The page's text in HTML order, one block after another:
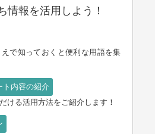
情報を活用しよう！
で知っておくと便利な用語を集
ける活用方法をご紹介します！